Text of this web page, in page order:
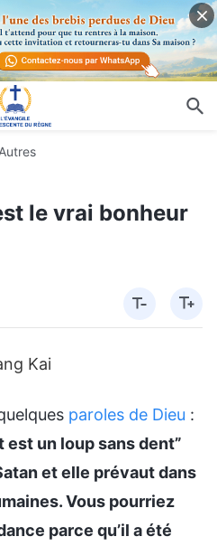
Autres
le vrai bonheur
Kai
paroles de Dieu :
est un loup sans dent”
et elle prévaut dans
Vous pourriez
parce qu’il a été